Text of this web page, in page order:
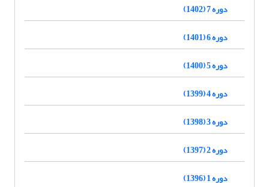
دوره 7 (1402)
دوره 6 (1401)
دوره 5 (1400)
دوره 4 (1399)
دوره 3 (1398)
دوره 2 (1397)
دوره 1 (1396)